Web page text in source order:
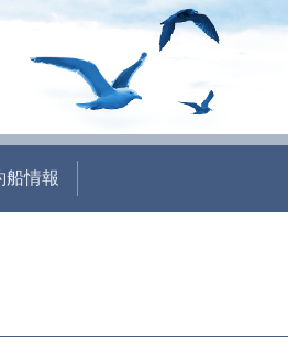
船情報